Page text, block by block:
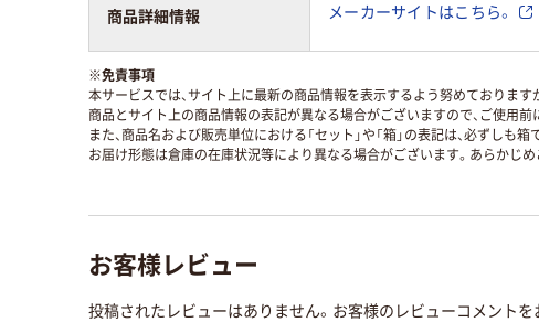
商品詳細情報 メーカーサイトはこちら。
※免責事項
本サービスでは、サイト上に最新の商品情報を表示するよう努めております
商品とサイト上の商品情報の表記が異なる場合がございますので、ご使用
また、商品名および販売単位における「セット」や「箱」の表記は、必ずしも
お届け形態は倉庫の在庫状況等により異なる場合がございます。あらかじめ
お客様レビュー
投稿されたレビューはありません。お客様のレビューコメントを